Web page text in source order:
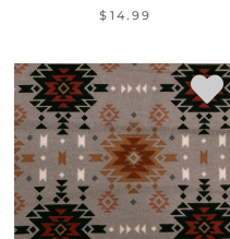
$14.99